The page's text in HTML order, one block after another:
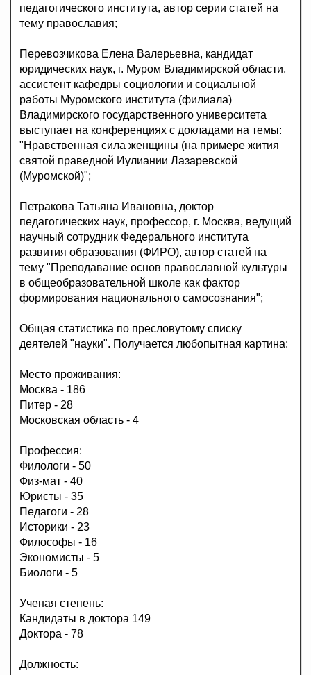
педагогического института, автор серии статей на
тему православия;
Перевозчикова Елена Валерьевна, кандидат
юридических наук, г. Муром Владимирской области,
ассистент кафедры социологии и социальной
работы Муромского института (филиала)
Владимирского государственного университета
выступает на конференциях с докладами на темы:
"Нравственная сила женщины (на примере жития
святой праведной Иулиании Лазаревской
(Муромской)";
Петракова Татьяна Ивановна, доктор
педагогических наук, профессор, г. Москва, ведущий
научный сотрудник Федерального института
развития образования (ФИРО), автор статей на
тему "Преподавание основ православной культуры
в общеобразовательной школе как фактор
формирования национального самосознания";
Общая статистика по пресловутому списку
деятелей "науки". Получается любопытная картина:
Место проживания:
Москва - 186
Питер - 28
Московская область - 4
Профессия:
Филологи - 50
Физ-мат - 40
Юристы - 35
Педагоги - 28
Историки - 23
Философы - 16
Экономисты - 5
Биологи - 5
Ученая степень:
Кандидаты в доктора 149
Доктора - 78
Должность: